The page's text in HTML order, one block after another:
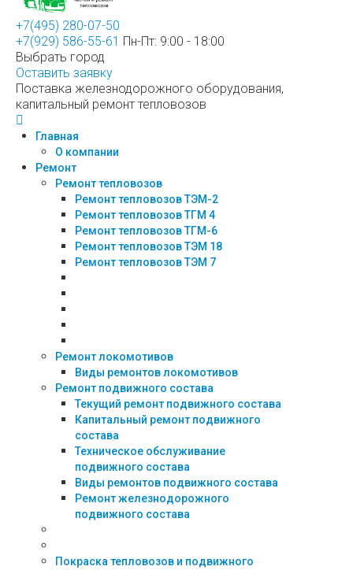
+7(495) 280-07-50
+7(929) 586-55-61 Пн-Пт: 9:00 - 18:00
Выбрать город
Оставить заявку
Поставка железнодорожного оборудования,
капитальный ремонт тепловозов
Главная
О компании
Ремонт
Ремонт тепловозов
Ремонт тепловозов ТЭМ-2
Ремонт тепловозов ТГМ 4
Ремонт тепловозов ТГМ-6
Ремонт тепловозов ТЭМ 18
Ремонт тепловозов ТЭМ 7
Ремонт локомотивов
Виды ремонтов локомотивов
Ремонт подвижного состава
Текущий ремонт подвижного состава
Капитальный ремонт подвижного
состава
Техническое обслуживание
подвижного состава
Виды ремонтов подвижного состава
Ремонт железнодорожного
подвижного состава
Покраска тепловозов и подвижного